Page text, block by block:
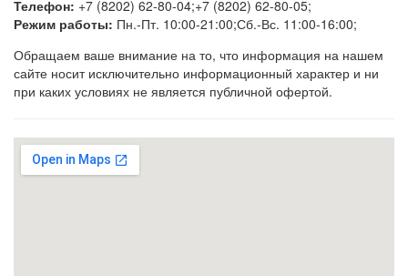
Телефон: +7 (8202) 62-80-04;+7 (8202) 62-80-05;
Режим работы: Пн.-Пт. 10:00-21:00;Сб.-Вс. 11:00-16:00;
Обращаем ваше внимание на то, что информация на нашем
сайте носит исключительно информационный характер и ни
при каких условиях не является публичной офертой.